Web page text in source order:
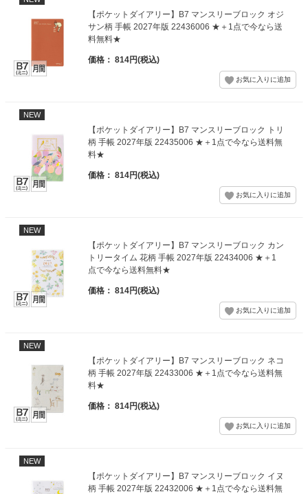
【ポケットダイアリー】B7 マンスリーブロック オジ
サン柄 手帳 2027年版 22436006 ★＋1点で今なら送
料無料★
価格： 814円(税込)
NEW
【ポケットダイアリー】B7 マンスリーブロック トリ
柄 手帳 2027年版 22435006 ★＋1点で今なら送料無
料★
価格： 814円(税込)
NEW
【ポケットダイアリー】B7 マンスリーブロック カン
トリータイム 花柄 手帳 2027年版 22434006 ★＋1
点で今なら送料無料★
価格： 814円(税込)
NEW
【ポケットダイアリー】B7 マンスリーブロック ネコ
柄 手帳 2027年版 22433006 ★＋1点で今なら送料無
料★
価格： 814円(税込)
NEW
【ポケットダイアリー】B7 マンスリーブロック イヌ
柄 手帳 2027年版 22432006 ★＋1点で今なら送料無